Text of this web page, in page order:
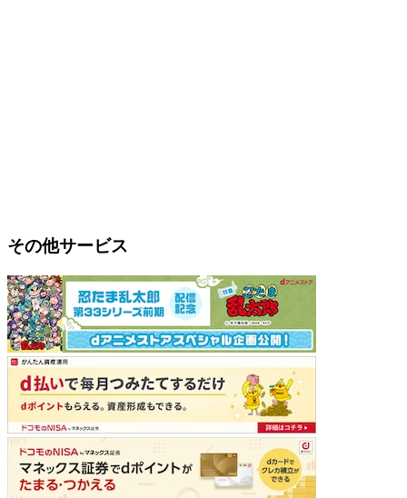
その他サービス